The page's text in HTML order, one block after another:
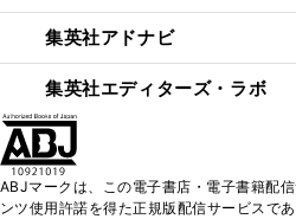
集英社アドナビ
集英社エディターズ・ラボ
ABJマークは、この電子書店・電子書籍配
ンツ使用許諾を得た正規版配信サービスで